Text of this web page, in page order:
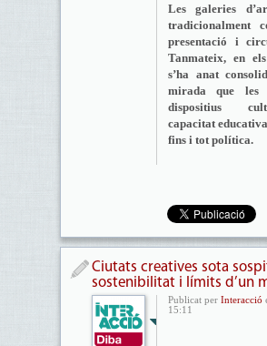
Les galeries
tradicionalment
presentació i
Tanmateix, en
s’ha anat
mirada que
dispositius
capacitat
fins i tot política.
Ciutats creatives sota
sostenibilitat i límits d’un
Publicat per Interacció
15:11